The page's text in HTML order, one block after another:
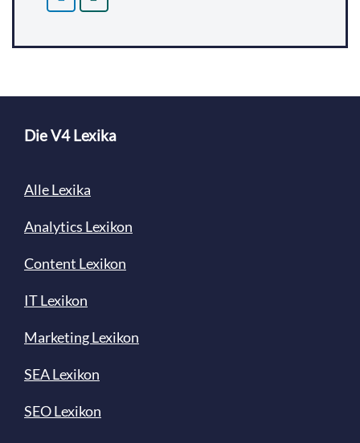
Die V4 Lexika
Alle Lexika
Analytics Lexikon
Content Lexikon
IT Lexikon
Marketing Lexikon
SEA Lexikon
SEO Lexikon